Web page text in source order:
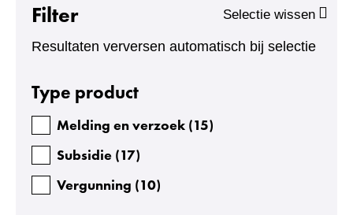
Filter
Resultaten verversen automatisch bij selectie
Facetten
Selectie wissen
Type product
Melding en verzoek (15)
Subsidie (17)
Vergunning (10)